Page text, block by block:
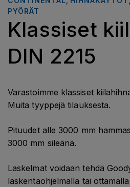
PYÖRÄT
Klassiset
DIN 2215
Varastoimme klassiset
Muita tyyppejä tilauksesta.
Pituudet alle 3000 mm
3000 mm sileänä.
Laskelmat voidaan tehdä
laskentaohjelmalla tai